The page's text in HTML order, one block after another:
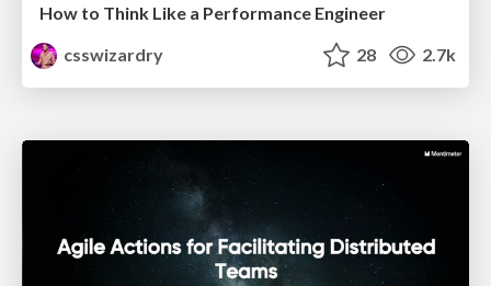
How to Think Like a Performance Engineer
csswizardry
28 2.7k